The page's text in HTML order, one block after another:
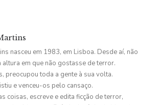
nasceu em 1983, em Lisboa. Desde aí, não
altura em que não gostasse de terror.
preocupou toda a gente à sua volta.
e venceu-os pelo cansaço.
coisas, escreve e edita ficção de terror,